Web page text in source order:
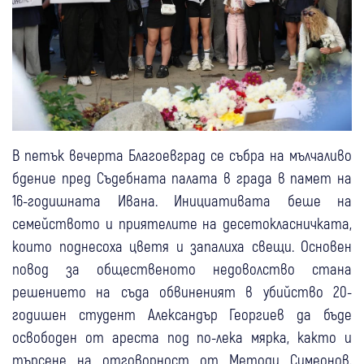
В петък вечерта Благоевград се събра на мълчаливо
бдение пред Съдебната палата в града в памет на
16-годишната Ивана. Инициативата беше на
семейството и приятелите на десетокласничката,
които поднесоха цветя и запалиха свещи. Основен
повод за общественото недоволство стана
решението на съда обвиненият в убийство 20-
годишен студент Александър Георгиев да бъде
освободен от ареста под по-лека мярка, както и
търсене на отговорност от Методи Симеонов,